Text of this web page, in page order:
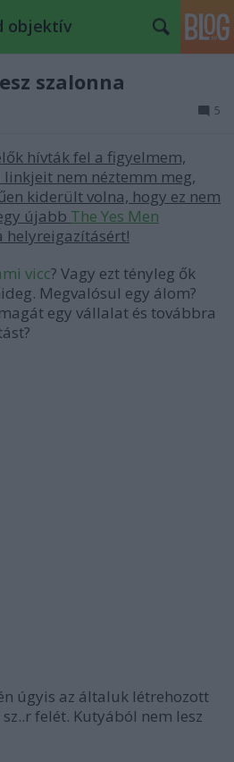
objektív
szalonna
5
hívták fel a figyelmem,
nem néztemm meg,
kiderült volna, hogy ez nem
újabb The Yes Men
helyreigazításért!
vicc? Vagy ezt tényleg ők
Megvalósul egy álom?
egy vállalat és továbbra
úgyis az általuk létrehozott
felét. Kutyából nem lesz